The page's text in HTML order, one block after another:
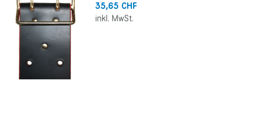
35,65 CHF
inkl. MwSt.